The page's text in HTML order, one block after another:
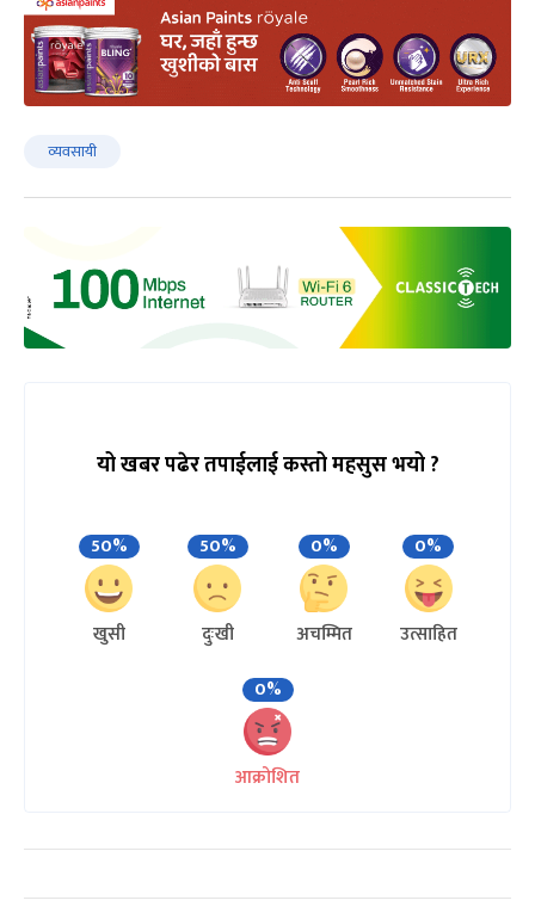
व्यवसायी
यो खबर पढेर तपाईलाई कस्तो महसुस भयो ?
50%
खुसी
50%
दुःखी
0%
अचम्मित
0%
उत्साहित
0%
आक्रोशित